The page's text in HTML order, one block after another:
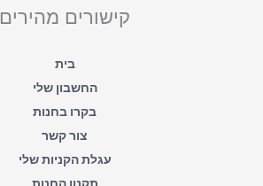
o
p
p
קישורים מהירים
בית
החשבון שלי
בקרו בחנות
צור קשר
עגלת הקניות שלי